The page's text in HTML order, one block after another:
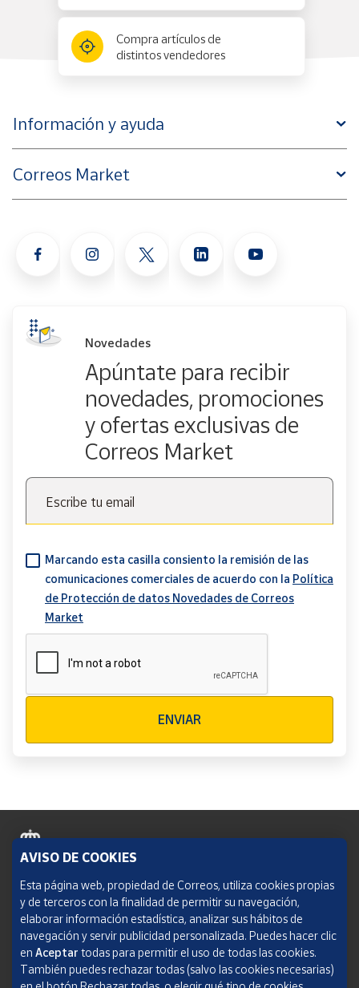
Compra artículos de
distintos vendedores
Información y ayuda
Correos Market
Novedades
Apúntate para recibir
novedades, promociones
y ofertas exclusivas de
Correos Market
Escribe tu email
Marcando esta casilla consiento la remisión de las
comunicaciones comerciales de acuerdo con la Política
de Protección de datos Novedades de Correos
Market
ENVIAR
Política de cookies
Aviso legal
Condiciones del servicio
Política de Privacidad Web
AVISO DE COOKIES
Esta página web, propiedad de Correos, utiliza cookies propias
y de terceros con la finalidad de permitir su navegación,
elaborar información estadística, analizar sus hábitos de
navegación y servir publicidad personalizada. Puedes hacer clic
en Aceptar todas para permitir el uso de todas las cookies.
También puedes rechazar todas (salvo las cookies necesarias)